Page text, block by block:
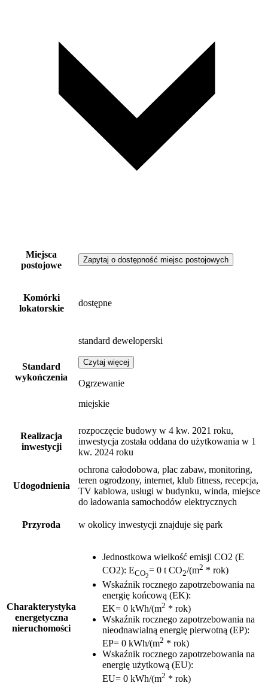
Miejsca
postojowe
Zapytaj o dostępność miejsc postojowych
Komórki
lokatorskie
dostępne
Standard
wykończenia
standard deweloperski
Czytaj więcej
Ogrzewanie
miejskie
Realizacja
inwestycji
rozpoczęcie budowy w 4 kw. 2021 roku,
inwestycja została oddana do użytkowania w 1
kw. 2024 roku
Udogodnienia
ochrona całodobowa, plac zabaw, monitoring,
teren ogrodzony, internet, klub fitness, recepcja,
TV kablowa, usługi w budynku, winda, miejsce
do ładowania samochodów elektrycznych
Przyroda w okolicy inwestycji znajduje się park
Charakterystyka
energetyczna
nieruchomości
Jednostkowa wielkość emisji CO2 (E
CO2): ECO2
= 0 t CO2/(m2 * rok)
Wskaźnik rocznego zapotrzebowania na
energię końcową (EK):
EK= 0 kWh/(m2 * rok)
Wskaźnik rocznego zapotrzebowania na
nieodnawialną energię pierwotną (EP):
EP= 0 kWh/(m2 * rok)
Wskaźnik rocznego zapotrzebowania na
energię użytkową (EU):
EU= 0 kWh/(m2 * rok)